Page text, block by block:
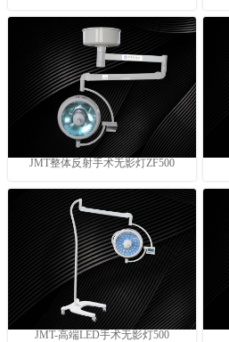
JMT整体反射手术无影灯ZF500
JMT-高端LED手术无影灯500